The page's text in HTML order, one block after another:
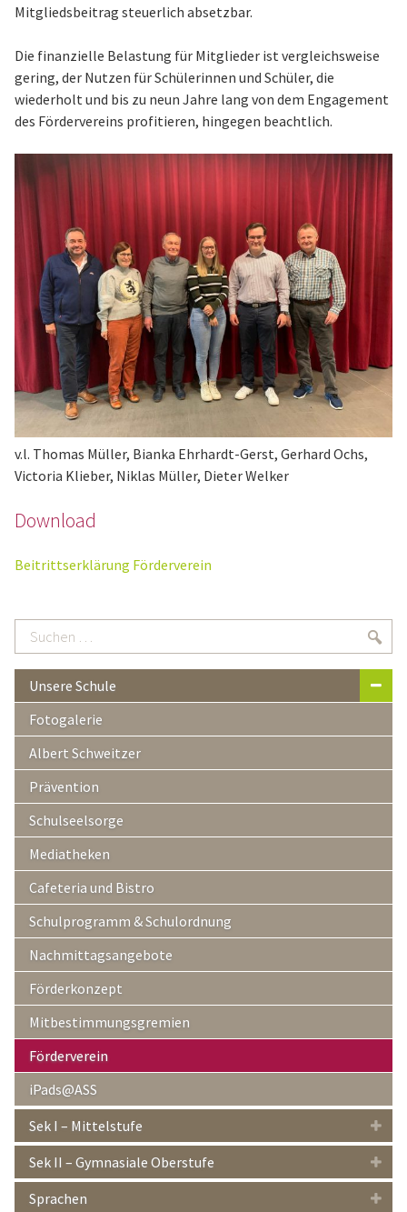
Mitgliedsbeitrag steuerlich absetzbar.
Die finanzielle Belastung für Mitglieder ist vergleichsweise
gering, der Nutzen für Schülerinnen und Schüler, die
wiederholt und bis zu neun Jahre lang von dem Engagement
des Fördervereins profitieren, hingegen beachtlich.
v.l. Thomas Müller, Bianka Ehrhardt-Gerst, Gerhard Ochs,
Victoria Klieber, Niklas Müller, Dieter Welker
Download
Beitrittserklärung Förderverein
Suchen
…
Unsere Schule
Fotogalerie
Albert Schweitzer
Prävention
Schulseelsorge
Mediatheken
Cafeteria und Bistro
Schulprogramm & Schulordnung
Nachmittagsangebote
Förderkonzept
Mitbestimmungsgremien
Förderverein
iPads@ASS
Sek I – Mittelstufe
Sek II – Gymnasiale Oberstufe
Sprachen